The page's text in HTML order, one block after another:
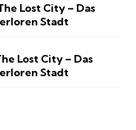
Lost City – Das
Stadt
Lost City – Das
Stadt